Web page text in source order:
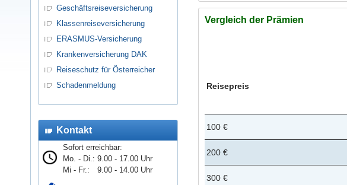
Geschäftsreiseversicherung
Klassenreiseversicherung
ERASMUS-Versicherung
Krankenversicherung DAK
Reiseschutz für Österreicher
Schadenmeldung
Kontakt
Sofort erreichbar:
Mo. - Di.: 9.00 - 17.00 Uhr
Mi - Fr.:
9.00 - 14.00 Uhr
Vergleich der Prämien
Reisepreis
100 €
200 €
300 €